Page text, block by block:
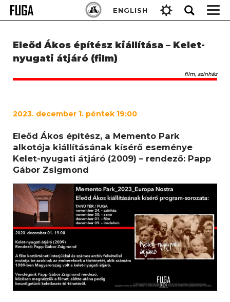
Skip
ENGLISH
Keresés:
Eleőd Ákos építész kiállítása – Kelet-
nyugati átjáró (film)
film, színház
2023. december 1. péntek 19:00
Eleőd Ákos építész, a Memento Park
alkotója kiállításának kísérő eseménye
Kelet-nyugati átjáró (2009) – rendező: Papp
Gábor Zsigmond